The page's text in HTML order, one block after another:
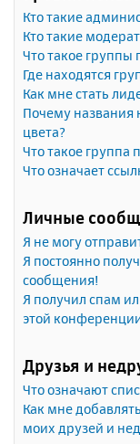
Кто такие
Кто такие
Что такое группы
Где находятся
Как мне стать
Почему названия
цвета?
Что такое группа
Что означает
Личные
Я не могу
Я постоянно
сообщения!
Я получил спам
этой
Друзья и
Что означают
Как мне
моих друзей и